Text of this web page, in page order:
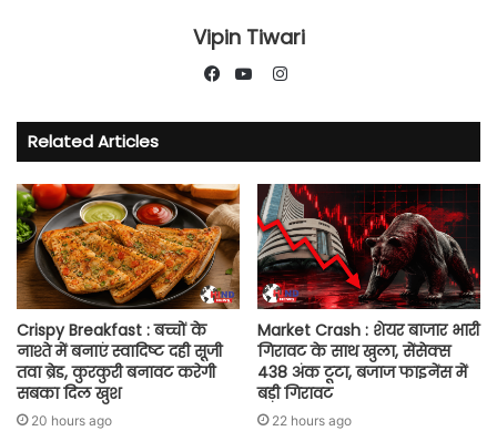
Vipin Tiwari
Instagram
Related Articles
Crispy Breakfast : बच्चों के
नाश्ते में बनाएं स्वादिष्ट दही सूजी
तवा ब्रेड, कुरकुरी बनावट करेगी
सबका दिल खुश
20 hours ago
Market Crash : शेयर बाजार भारी
गिरावट के साथ खुला, सेंसेक्स
438 अंक टूटा, बजाज फाइनेंस में
बड़ी गिरावट
22 hours ago